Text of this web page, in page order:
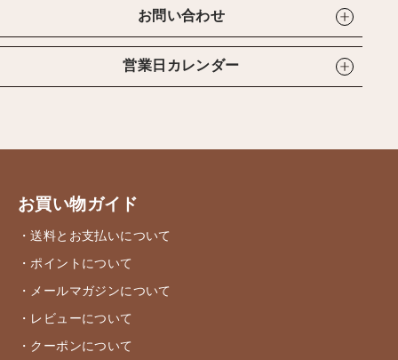
お問い合わせ
営業日カレンダー
お買い物ガイド
・送料とお支払いについて
・ポイントについて
・メールマガジンについて
・レビューについて
・クーポンについて